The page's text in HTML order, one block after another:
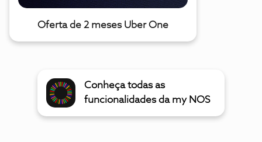
Oferta de 2 meses Uber One
Conheça todas as
funcionalidades da my NOS